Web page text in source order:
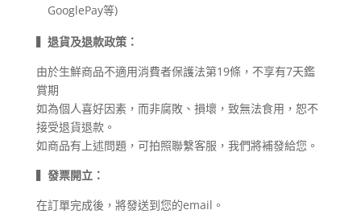
GooglePay等)
▍ 退貨及退款政策：
由於生鮮商品不適用消費者保護法第19條，不享有7天鑑
賞期
如為個人喜好因素，而非腐敗、損壞，致無法食用，恕不
接受退貨退款。
如商品有上述問題，可拍照聯繫客服，我們將補發給您。
▍ 發票開立：
在訂單完成後，將發送到您的email。